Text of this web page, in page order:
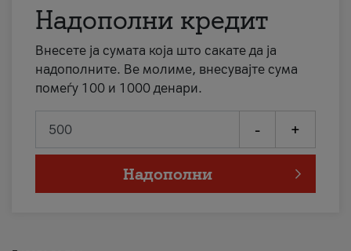
Надополни кредит
Внесете ја сумата која што сакате да ја
надополните. Ве молиме, внесувајте сума
помеѓу 100 и 1000 денари.
- +
Надополни